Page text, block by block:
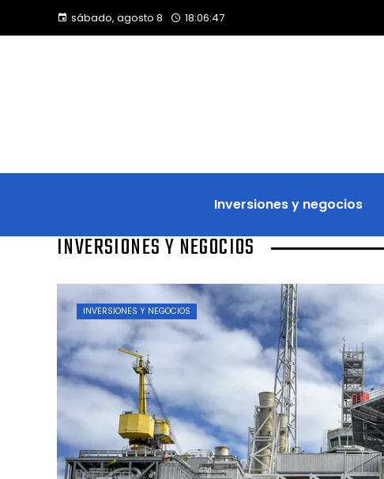
sábado, agosto 8 18:06:48
Inversiones y negocios
INVERSIONES Y NEGOCIOS
INVERSIONES Y NEGOCIOS